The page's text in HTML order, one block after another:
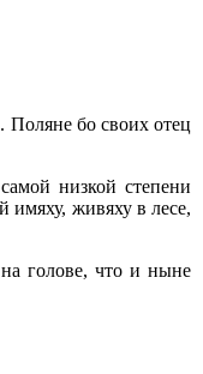
Поляне бо своих отец
низкой степени
живяху в лесе,
голове, что и ныне